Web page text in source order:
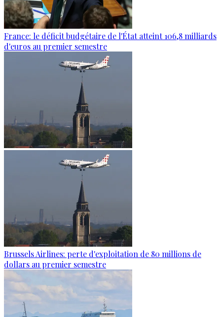
France: le déficit budgétaire de l'État atteint 106,8 milliards
d'euros au premier semestre
Brussels Airlines: perte d'exploitation de 80 millions de
dollars au premier semestre